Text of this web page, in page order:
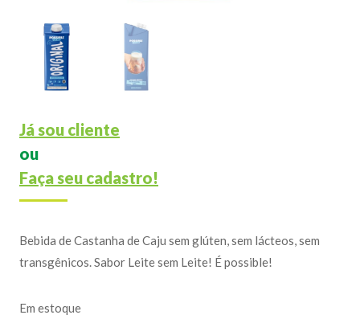
Já sou cliente
ou
Faça seu cadastro!
Bebida de Castanha de Caju sem glúten, sem lácteos, sem
transgênicos. Sabor Leite sem Leite! É possible!
Em estoque